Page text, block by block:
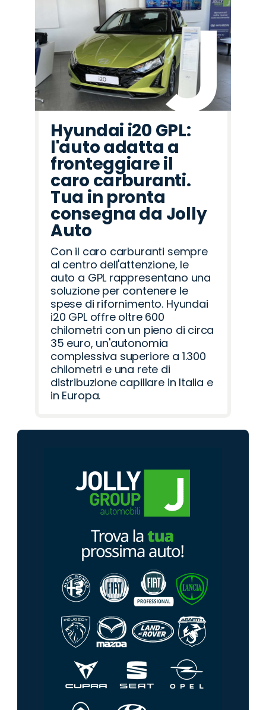
Hyundai i20 GPL:
l'auto adatta a
fronteggiare il
caro carburanti.
Tua in pronta
consegna da Jolly
Auto
Con il caro carburanti sempre
al centro dell'attenzione, le
auto a GPL rappresentano una
soluzione per contenere le
spese di rifornimento. Hyundai
i20 GPL offre oltre 600
chilometri con un pieno di circa
35 euro, un'autonomia
complessiva superiore a 1.300
chilometri e una rete di
distribuzione capillare in Italia e
in Europa.